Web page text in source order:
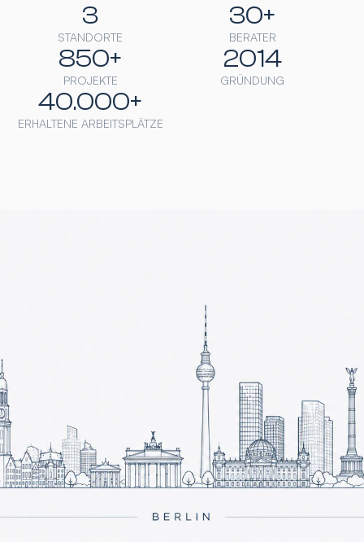
STANDORTE
3
BERATER
30+
PROJEKTE
850+
GRÜNDUNG
2014
ERHALTENE ARBEITSPLÄTZE
40.000+